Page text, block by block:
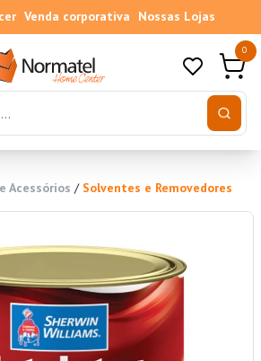
Venda corporativa Nossas Lojas
0
Acessórios / Solventes e Removedores